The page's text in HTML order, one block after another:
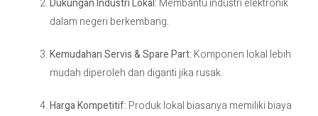
Dukungan Industri Lokal: Membantu industri elektronik
dalam negeri berkembang.
Kemudahan Servis & Spare Part: Komponen lokal lebih
mudah diperoleh dan diganti jika rusak.
Harga Kompetitif: Produk lokal biasanya memiliki biaya